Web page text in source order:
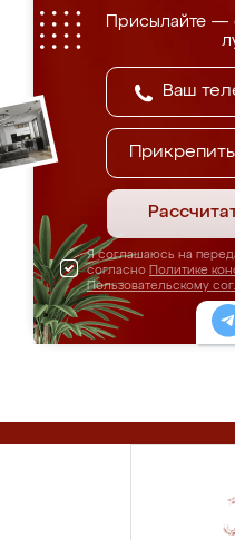
Присылайте —
Я соглашаюсь на
согласно Политике
Пользовательскому